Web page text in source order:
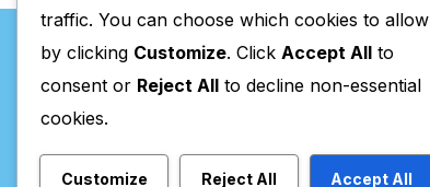
Valpaços Online
traffic. You can choose which cookies to allow
by clicking Customize. Click Accept All to
consent or Reject All to decline non-essential
cookies.
Customize Reject All Accept All